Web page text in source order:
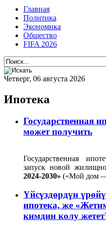
Главная
Политика
Экономика
Общество
FIFA 2026
Четверг, 06 августа 2026
Ипотека
Государственная
может получить
Государственная
запуск новой
2024-2030» («Мой дом —
Үйсүздөрдүн
ипотека, же
кимдин колу